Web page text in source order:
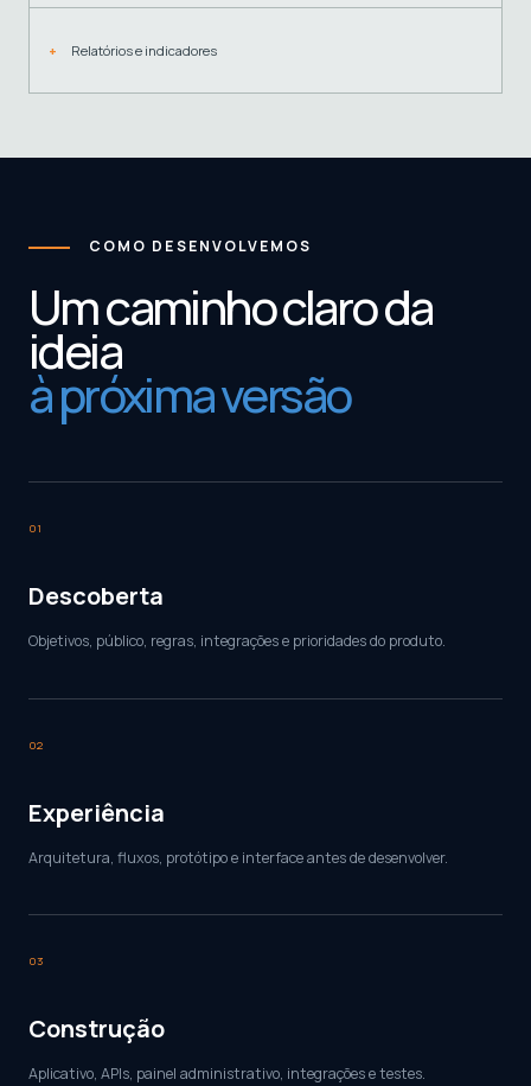
Relatórios e indicadores
COMO DESENVOLVEMOS
Um caminho claro da
ideia
à próxima versão
01
Descoberta
Objetivos, público, regras, integrações e prioridades do produto.
02
Experiência
Arquitetura, fluxos, protótipo e interface antes de desenvolver.
03
Construção
Aplicativo, APIs, painel administrativo, integrações e testes.